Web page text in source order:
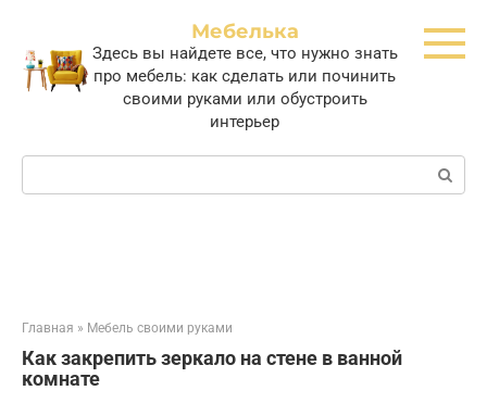
контенту
Мебелька
Здесь вы найдете все, что нужно знать
про мебель: как сделать или починить
своими руками или обустроить
интерьер
Поиск:
Главная » Мебель своими руками
Как закрепить зеркало на стене в ванной
комнате